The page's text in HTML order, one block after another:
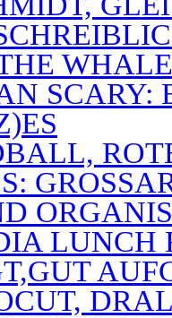
SCARY:
LUNCH